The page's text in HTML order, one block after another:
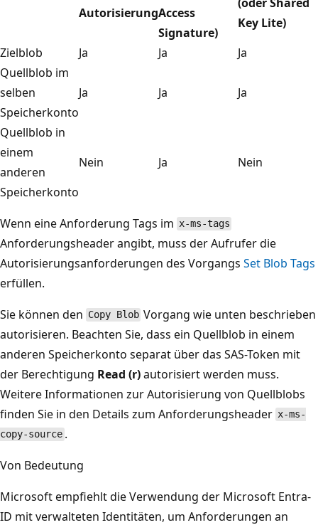
AutorisierungAccess
Signature)
Key Lite)
Zielblob
Ja Ja
Ja
Quellblob im
selben
Speicherkonto
Ja Ja Ja
Quellblob in
einem
anderen
Speicherkonto
Nein Ja Nein
Wenn eine Anforderung Tags im x-ms-tags
Anforderungsheader angibt, muss der Aufrufer die
Autorisierungsanforderungen des Vorgangs Set Blob Tags
erfüllen.
Sie können den Copy Blob Vorgang wie unten beschrieben
autorisieren. Beachten Sie, dass ein Quellblob in einem
anderen Speicherkonto separat über das SAS-Token mit
der Berechtigung Read (r)autorisiert werden muss.
Weitere Informationen zur Autorisierung von Quellblobs
finden Sie in den Details zum Anforderungsheader x-ms-
copy-source .
Von Bedeutung
Microsoft empfiehlt die Verwendung der Microsoft Entra-
ID mit verwalteten Identitäten, um Anforderungen an